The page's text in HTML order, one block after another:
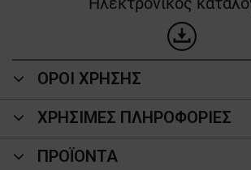
ΟΡΟΙ ΧΡΗΣΗΣ
ΧΡΗΣΙΜΕΣ ΠΛΗΡΟΦΟΡΙΕΣ
ΠΡΟΪΌΝΤΑ